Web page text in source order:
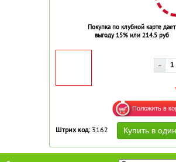
Покупка по клубной карте дает
выгоду 15% или 214.5 руб
Штрих код: 3162